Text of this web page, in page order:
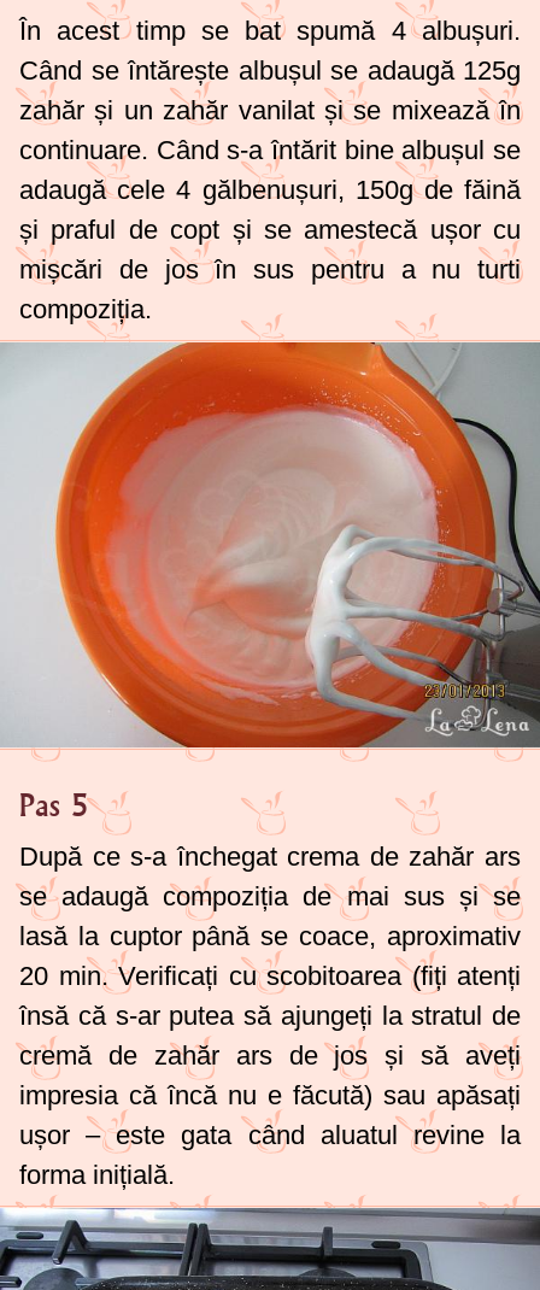
În acest timp se bat spumă 4 albușuri.
Când se întărește albușul se adaugă 125g
zahăr și un zahăr vanilat și se mixează în
continuare. Când s-a întărit bine albușul se
adaugă cele 4 gălbenușuri, 150gde făină
și praful de copt și se amestecă ușor cu
mișcări de jos în sus pentru a nu turti
compoziția.
Pas 5
După ce s-a închegat crema de zahăr ars
se adaugă compoziția de mai sus și se
lasă la cuptor până se coace, aproximativ
20 min. Verificați cu scobitoarea (fiți atenți
însă că s-ar putea să ajungeți la stratul de
cremă de zahăr ars de jos și să aveți
impresia că încă nu e făcută) sau apăsați
ușor – este gata când aluatul revine la
forma inițială.